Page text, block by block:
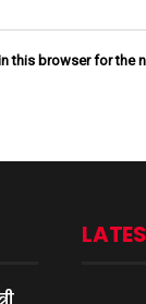
this browser for the